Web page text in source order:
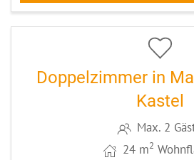
5
Doppelzimmer in
Kastel
Max. 2
24 m2